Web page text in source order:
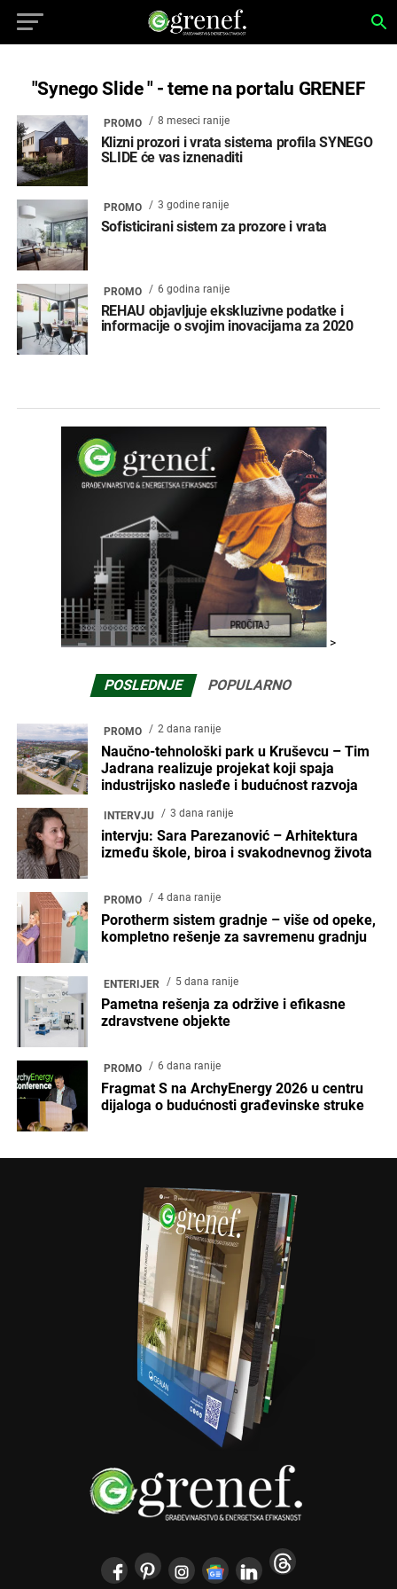
"Synego Slide " - teme na portalu GRENEF
PROMO 8 meseci ranije
Klizni prozori i vrata sistema profila SYNEGO
SLIDE će vas iznenaditi
PROMO 3 godine ranije
Sofisticirani sistem za prozore i vrata
PROMO 6 godina ranije
REHAU objavljuje ekskluzivne podatke i
informacije o svojim inovacijama za 2020
>
POSLEDNJE POPULARNO
PROMO 2 dana ranije
Naučno-tehnološki park u Kruševcu – Tim
Jadrana realizuje projekat koji spaja
industrijsko nasleđe i budućnost razvoja
INTERVJU 3 dana ranije
intervju: Sara Parezanović – Arhitektura
između škole, biroa i svakodnevnog života
PROMO 4 dana ranije
Porotherm sistem gradnje – više od opeke,
kompletno rešenje za savremenu gradnju
ENTERIJER 5 dana ranije
Pametna rešenja za održive i efikasne
zdravstvene objekte
PROMO 6 dana ranije
Fragmat S na ArchyEnergy 2026 u centru
dijaloga o budućnosti građevinske struke